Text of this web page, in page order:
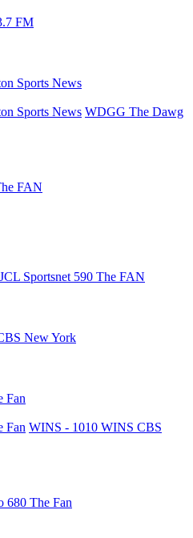
FM
Sports News
Sports News WDGG The Dawg
FAN
Sportsnet 590 The FAN
New York
Fan
Fan WINS - 1010 WINS CBS
680 The Fan